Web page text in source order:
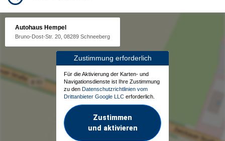
Autohaus Hempel
Bruno-Dost-Str. 20, 08289 Schneeberg
Zustimmung erforderlich
Für die Aktivierung der Karten- und
Navigationsdienste ist Ihre Zustimmung
zu den Datenschutzrichtlinien vom
Drittanbieter Google LLC erforderlich.
Zustimmen
und aktivieren